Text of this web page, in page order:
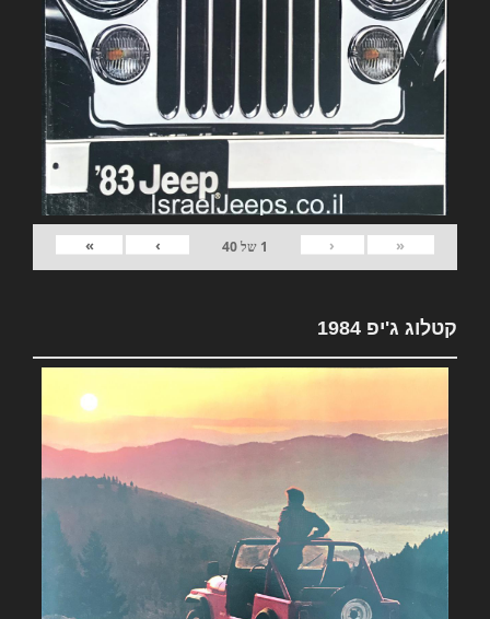
«
‹
1 של40
›
»
קטלוג ג'יפ 1984